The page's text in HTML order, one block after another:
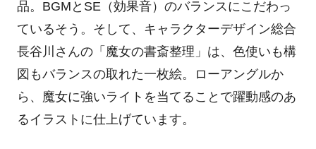
品。 BGM と SE（効果音）のバランスにこだわっ
ているそう。そして、キャラクターデザイン総合
長谷川さんの「魔女の書斎整理」は、色使いも構
図もバランスの取れた一枚絵。ローアングルか
ら、魔女に強いライトを当てることで躍動感のあ
るイラストに仕上げています。